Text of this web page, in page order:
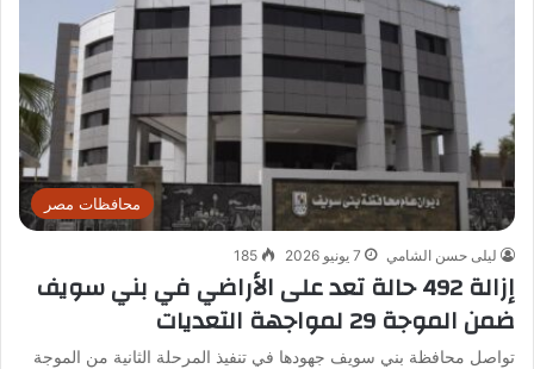
محافظات مصر
ليلى حسن الشامي 7 يونيو 2026 185
إزالة 492 حالة تعد على الأراضي في بني سويف
ضمن الموجة 29 لمواجهة التعديات
تواصل محافظة بني سويف جهودها في تنفيذ المرحلة الثانية من الموجة